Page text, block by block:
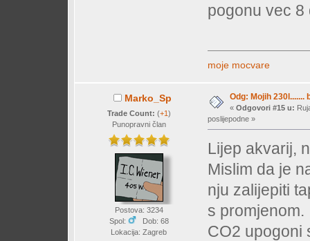
pogonu vec 8
moje mocvare
Marko_Sp
Trade Count: (+1)
Punopravni član
Postova: 3234
Spol:
Dob: 68
Lokacija: Zagreb
Odg: Mojih 230l.......
« Odgovori #15 u:
poslijepodne »
Lijep akvarij,
Mislim da je
nju zalijepiti
s promjenom.
CO2 upogoni